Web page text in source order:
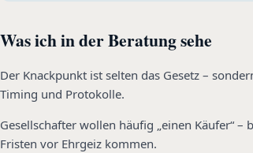
Was ich in der Beratung sehe
Der Knackpunkt ist selten das Gesetz –
Timing und Protokolle.
Gesellschafter wollen häufig „einen Käufer“
Fristen vor Ehrgeiz kommen.